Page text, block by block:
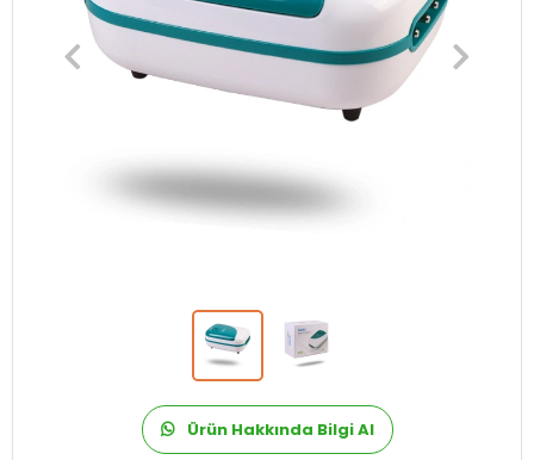
Ürün Hakkında Bilgi Al